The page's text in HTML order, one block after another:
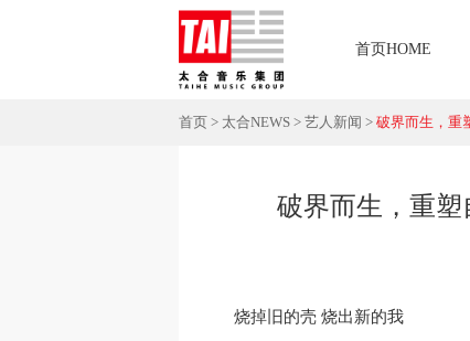
首页HOME
首页 > 太合NEWS > 艺人新闻 > 破界而生，重
破界而生，重塑
烧掉旧的壳 烧出新的我